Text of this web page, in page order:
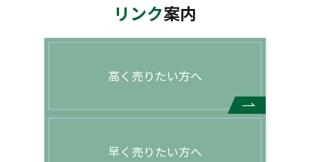
リンク案内
高く売りたい方へ
早く売りたい方へ